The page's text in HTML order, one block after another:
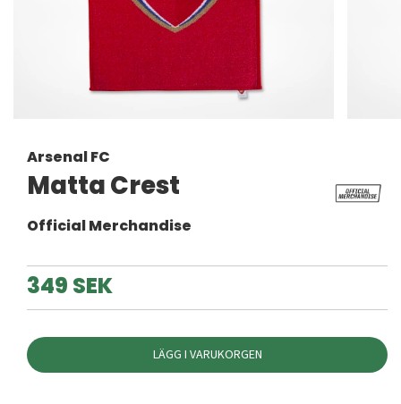
Arsenal FC
Matta Crest
Official Merchandise
349 SEK
LÄGG I VARUKORGEN